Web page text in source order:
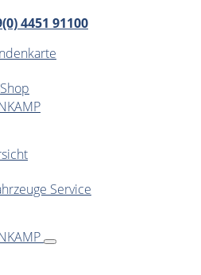
4451 91100